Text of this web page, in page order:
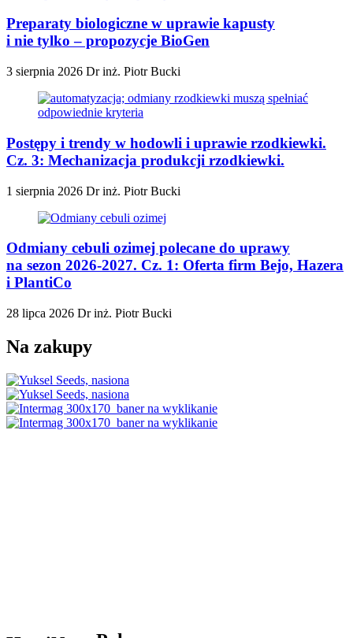
Preparaty biologiczne w uprawie kapusty
i nie tylko – propozycje BioGen
3 sierpnia 2026 Dr inż. Piotr Bucki
Postępy i trendy w hodowli i uprawie rzodkiewki.
Cz. 3: Mechanizacja produkcji rzodkiewki.
1 sierpnia 2026 Dr inż. Piotr Bucki
Odmiany cebuli ozimej polecane do uprawy
na sezon 2026-2027. Cz. 1: Oferta firm Bejo, Hazera
i PlantiCo
28 lipca 2026 Dr inż. Piotr Bucki
Na zakupy